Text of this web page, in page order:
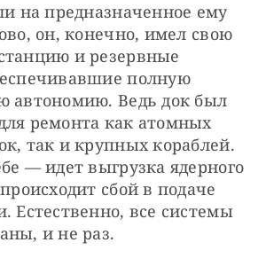
на предназначенное ему
он, конечно, имел свою
и резервные
полную
автономию. Ведь док был
ремонта как атомных
так и крупных кораблей.
— идет выгрузка ядерного
сбой в подаче
Естественно, все системы
и не раз.